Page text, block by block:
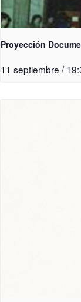
Proyección
11 septiembre /